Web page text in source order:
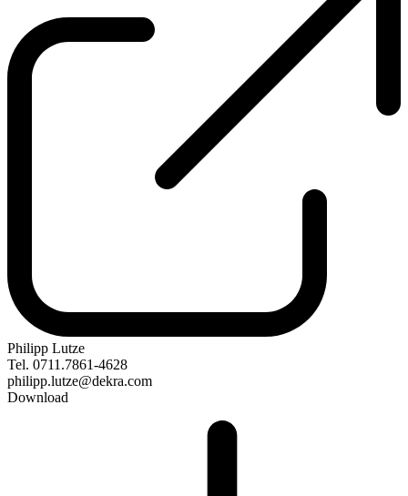
Philipp Lutze
Tel. 0711.7861-4628
philipp.lutze@dekra.com
Download